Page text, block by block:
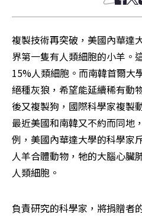
複製技術再突破，美國內華達
界第一隻有人類細胞的小羊。
15%人類細胞。而南韓首爾大
絕種灰狼，希望能延續稀有動
後又複製狗，國際科學家複製
最近美國和南韓又不約而同地
例，美國內華達大學的科學家
人羊合體動物，牠的大腦心臟
人類細胞。
負責研究的科學家，將捐贈者